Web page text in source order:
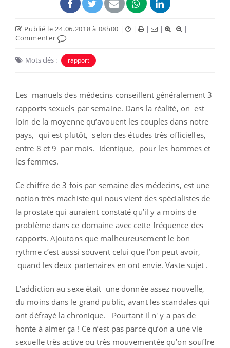
Publié le 24.06.2018 à 08h00 | | | |
|
Commenter
Mots clés : rapport
Les manuels des médecins conseillent généralement 3
rapports sexuels par semaine. Dans la réalité, on est
loin de la moyenne qu’avouent les couples dans notre
pays, qui est plutôt, selon des études très officielles,
entre 8 et 9 par mois. Identique, pour les hommes et
les femmes.
Ce chiffre de 3 fois par semaine des médecins, est une
notion très machiste qui nous vient des spécialistes de
la prostate qui auraient constaté qu’il y a moins de
problème dans ce domaine avec cette fréquence des
rapports. Ajoutons que malheureusement le bon
rythme c’est aussi souvent celui que l’on peut avoir,
quand les deux partenaires en ont envie. Vaste sujet .
L’addiction au sexe était une donnée assez nouvelle,
du moins dans le grand public, avant les scandales qui
ont défrayé la chronique. Pourtant il n' y a pas de
honte à aimer ça ! Ce n’est pas parce qu’on a une vie
sexuelle très active ou très mouvementée qu’on souffre